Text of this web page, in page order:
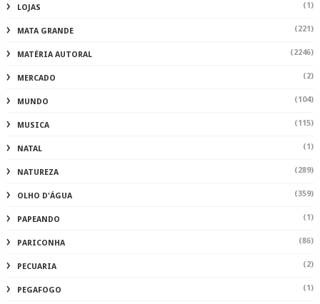
LOJAS (1)
MATA GRANDE (221)
MATÉRIA AUTORAL (2246)
MERCADO (2)
MUNDO (104)
MUSICA (115)
NATAL (1)
NATUREZA (289)
OLHO D'ÁGUA (359)
PAPEANDO (1)
PARICONHA (86)
PECUARIA (2)
PEGAFOGO (1)